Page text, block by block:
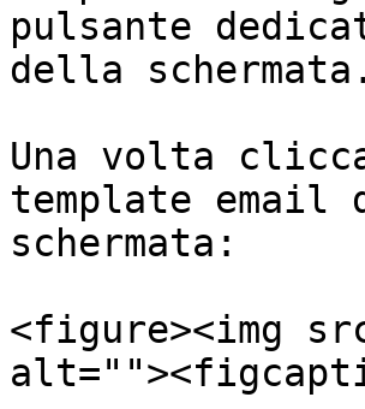
pulsante
della schermata.
Una volta
template email
schermata:
<figure><img